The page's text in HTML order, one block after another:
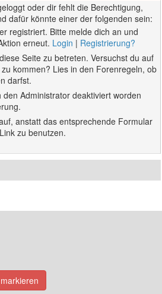
oder dir fehlt die Berechtigung,
dafür könnte einer der folgenden sein:
registriert. Bitte melde dich an und
erneut. Login | Registrierung?
Seite zu betreten. Versuchst du auf
kommen? Lies in den Forenregeln, ob
darfst.
Administrator deaktiviert worden
anstatt das entsprechende Formular
zu benutzen.